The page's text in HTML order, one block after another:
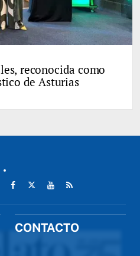
reconocida como
de Asturias
CONTACTO